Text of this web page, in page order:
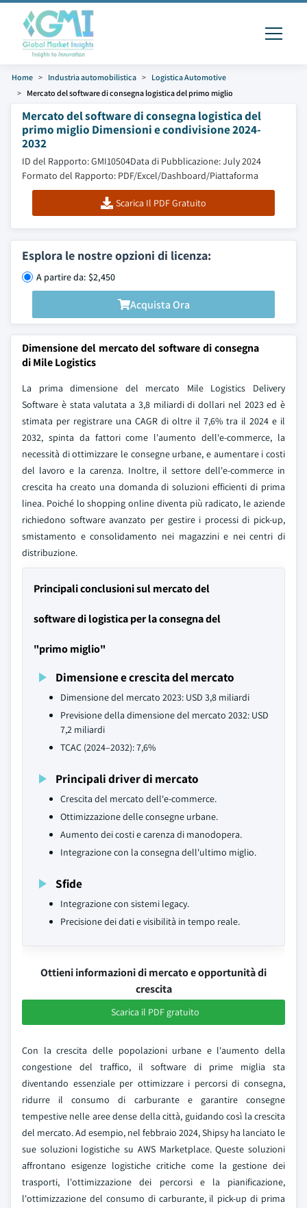
Home Industria automobilistica
Logistica Automotive
Mercato del software di consegna logistica del primo miglio
Mercato del software di consegna logistica del
primo miglio Dimensioni e condivisione 2024-
2032
ID del Rapporto: GMI10504Data di Pubblicazione: July 2024
Formato del Rapporto: PDF/Excel/Dashboard/Piattaforma
Scarica Il PDF Gratuito
Esplora le nostre opzioni di licenza:
A partire da: $2,450
Acquista Ora
Dimensione del mercato del software di consegna
di Mile Logistics
La prima dimensione del mercato Mile Logistics Delivery
Software è stata valutata a 3,8 miliardi di dollari nel 2023 ed è
stimata per registrare una CAGR di oltre il 7,6% tra il 2024 e il
2032, spinta da fattori come l'aumento dell'e-commerce, la
necessità di ottimizzare le consegne urbane, e aumentare i costi
del lavoro e la carenza. Inoltre, il settore dell'e-commerce in
crescita ha creato una domanda di soluzioni efficienti di prima
linea. Poiché lo shopping online diventa più radicato, le aziende
richiedono software avanzato per gestire i processi di pick-up,
smistamento e consolidamento nei magazzini e nei centri di
distribuzione.
Principali conclusioni sul mercato del
software di logistica per la consegna del
"primo miglio"
Dimensione e crescita del mercato
Dimensione del mercato 2023: USD 3,8 miliardi
Previsione della dimensione del mercato 2032: USD
7,2 miliardi
TCAC (2024–2032): 7,6%
Principali driver di mercato
Crescita del mercato dell'e-commerce.
Ottimizzazione delle consegne urbane.
Aumento dei costi e carenza di manodopera.
Integrazione con la consegna dell'ultimo miglio.
Sfide
Integrazione con sistemi legacy.
Precisione dei dati e visibilità in tempo reale.
Ottieni informazioni di mercato e opportunità di
crescita
Scarica il PDF gratuito
Con la crescita delle popolazioni urbane e l'aumento della
congestione del traffico, il software di prime miglia sta
diventando essenziale per ottimizzare i percorsi di consegna,
ridurre il consumo di carburante e garantire consegne
tempestive nelle aree dense della città, guidando così la crescita
del mercato. Ad esempio, nel febbraio 2024, Shipsy ha lanciato le
sue soluzioni logistiche su AWS Marketplace. Queste soluzioni
affrontano esigenze logistiche critiche come la gestione dei
trasporti, l'ottimizzazione dei percorsi e la pianificazione,
l'ottimizzazione del consumo di carburante, il pick-up di prima